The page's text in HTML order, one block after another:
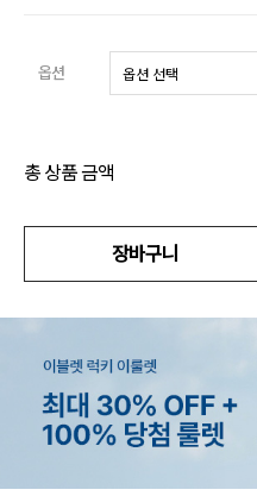
코디템
옵션
총 상품 금액
장바구니